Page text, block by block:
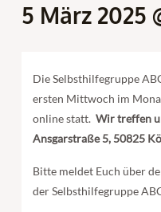
5 März 2025
Die Selbsthilfegruppe
ersten Mittwoch im
online statt. Wir treffen
Ansgarstraße 5, 50825
Bitte meldet Euch über
der Selbsthilfegruppe